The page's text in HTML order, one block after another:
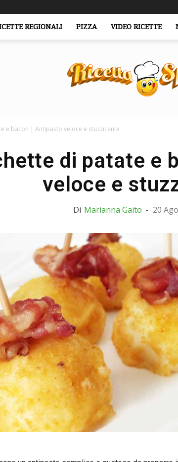
REGIONALI PIZZA VIDEO RICETTE
e bacon | Antipasto veloce e stuzzicante
di patate e
veloce e
Di Marianna Gaito - 20